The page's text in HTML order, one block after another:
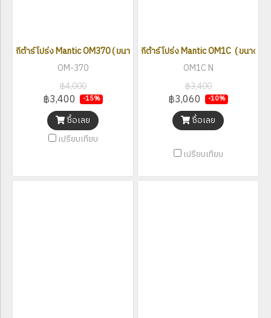
กีต้าร์โปร่ง Mantic OM370 ( ขนาด 41 นิ้ว )
OM-370
฿4,000
฿3,400 -15%
ซื้อเลย
เปรียบเทียบ
กีต้าร์โปร่ง Mantic OM1C ( ขนาด
OM1C N
฿3,400
฿3,060 -10%
ซื้อเลย
เปรียบเทียบ